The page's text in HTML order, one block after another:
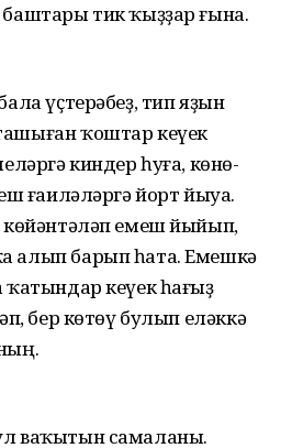
тик ҡыҙҙар ғына.
үҫтерәбеҙ, тип яҙын
ҡоштар кеүек
киндер һуға, көнө-
ғаиләләргә йорт йыуа.
емеш йыйып,
алып барып һата. Емешкә
кеүек һағыҙ
бер көтөү булып еләккә
ваҡытын самаланы.